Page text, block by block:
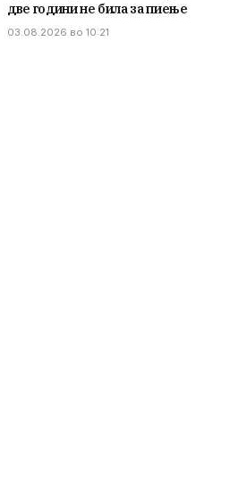
две години не била за пиење
03.08.2026 во 10:21